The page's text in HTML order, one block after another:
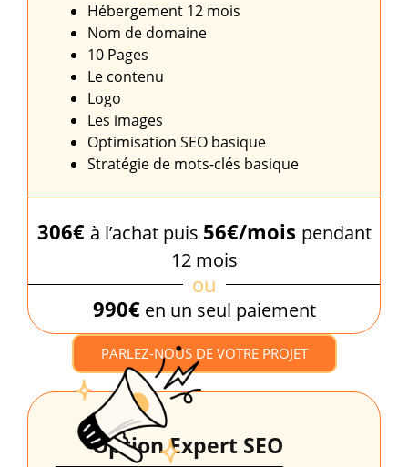
Hébergement 12 mois
Nom de domaine
10 Pages
Le contenu
Logo
Les images
Optimisation SEO basique
Stratégie de mots-clés basique
306€ à l’achat puis 56€/mois pendant
12 mois
ou
990€en un seul paiement
PARLEZ-NOUS DE VOTRE PROJET
Option Expert SEO